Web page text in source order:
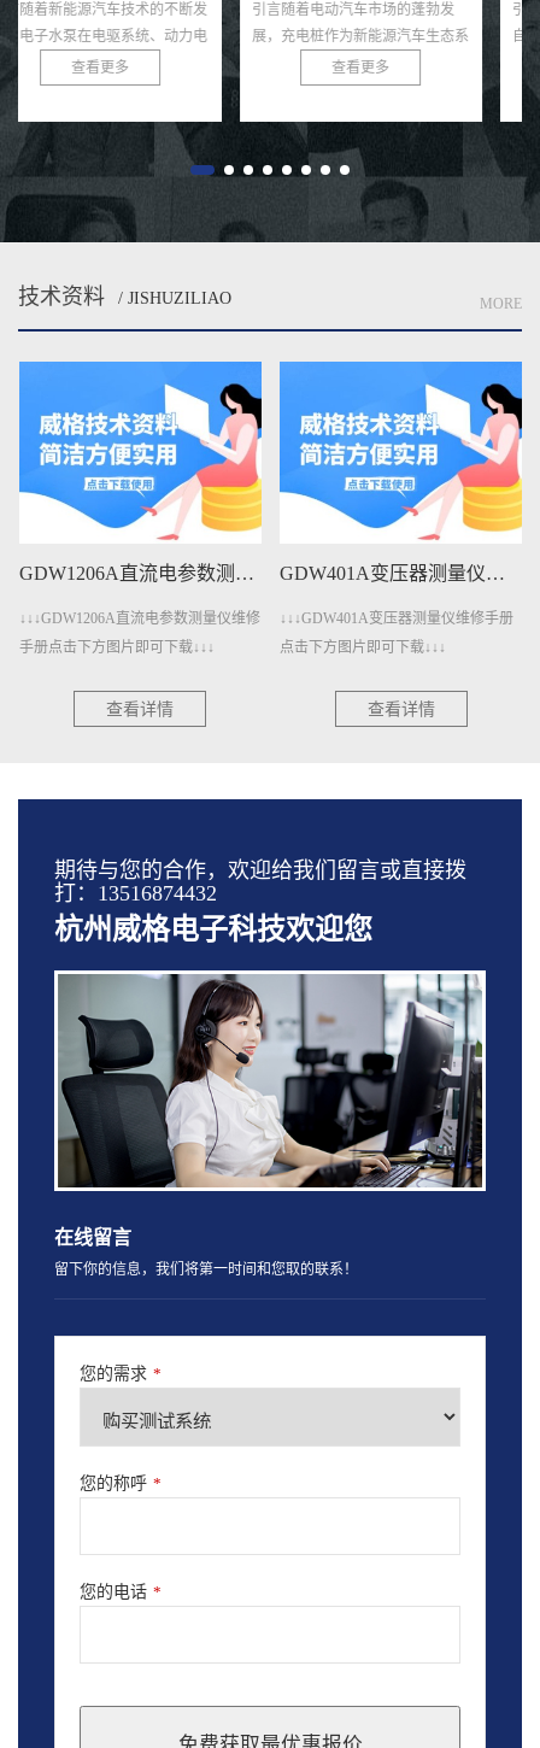
引言随着电动汽车市场的蓬勃发
展，充电桩作为新能源汽车生态系
统的核心基础设施，其性能和可靠
性直接影响用户体验和电网安全。
查看更多
引言关节电机是机器人、机械臂和
自动化设备中的核心驱动部件，其
力矩输出直接决定了系统的运动精
度、负载能力和稳定性。无论是工
节...
查看更多
技术资料 / JISHUZILIAO MORE
GDW401A变压器测量仪维修手册下载
↓↓↓GDW401A变压器测量仪维修手册
点击下方图片即可下载↓↓↓
查看详情
GDW401变压器测量仪维修手册下载
↓↓↓GDW401变压器测量仪维修手册点
击下方图片即可下载↓↓↓
查看详情
期待与您的合作，欢迎给我们留言或直接拨
打：13516874432
杭州威格电子科技欢迎您
在线留言
留下你的信息，我们将第一时间和您取的联系！
您的需求 *
您的称呼 *
您的电话 *